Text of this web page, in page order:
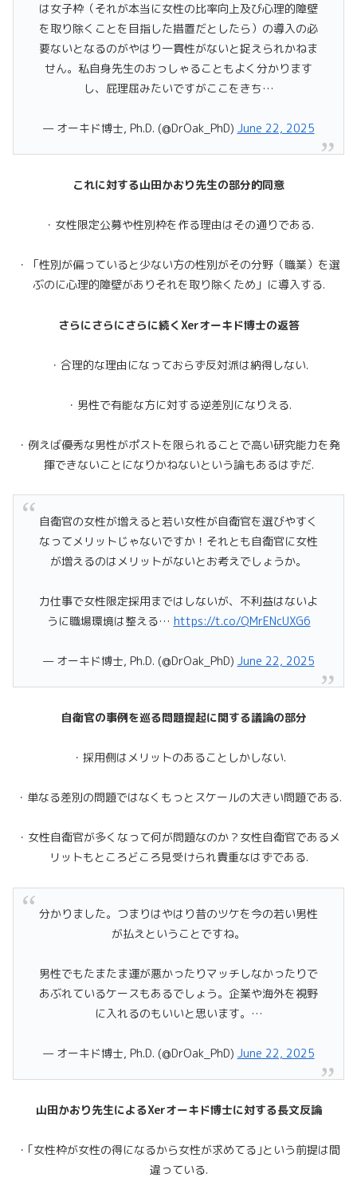
は女子枠（それが本当に女性の比率向上及び心理的障壁
を取り除くことを目指した措置だとしたら）の導入の必
要ないとなるのがやはり一貫性がないと捉えられかねま
せん。私自身先生のおっしゃることもよく分かります
し、屁理屈みたいですがここをきち…
— オーキド博士, Ph.D. (@DrOak_PhD) June 22, 2025
これに対する山田かおり先生の部分的同意
・女性限定公募や性別枠を作る理由はその通りである.
・「性別が偏っていると少ない方の性別がその分野（職業）を選
ぶのに心理的障壁がありそれを取り除くため」に導入する.
さらにさらにさらに続くXerオーキド博士の返答
・合理的な理由になっておらず反対派は納得しない.
・男性で有能な方に対する逆差別になりえる.
・例えば優秀な男性がポストを限られることで高い研究能力を発
揮できないことになりかねないという論もあるはずだ.
自衛官の女性が増えると若い女性が自衛官を選びやすく
なってメリットじゃないですか！それとも自衛官に女性
が増えるのはメリットがないとお考えでしょうか。
力仕事で女性限定採用まではしないが、不利益はないよ
うに職場環境は整える… https://t.co/QMrENcUXG6
— オーキド博士, Ph.D. (@DrOak_PhD) June 22, 2025
自衛官の事例を巡る問題提起に関する議論の部分
・採用側はメリットのあることしかしない.
・単なる差別の問題ではなくもっとスケールの大きい問題である.
・女性自衛官が多くなって何が問題なのか？女性自衛官であるメ
リットもところどころ見受けられ貴重なはずである.
分かりました。つまりはやはり昔のツケを今の若い男性
が払えということですね。
男性でもたまたま運が悪かったりマッチしなかったりで
あぶれているケースもあるでしょう。企業や海外を視野
に入れるのもいいと思います。…
— オーキド博士, Ph.D. (@DrOak_PhD) June 22, 2025
山田かおり先生によるXerオーキド博士に対する長文反論
・｢女性枠が女性の得になるから女性が求めてる｣という前提は間
違っている.